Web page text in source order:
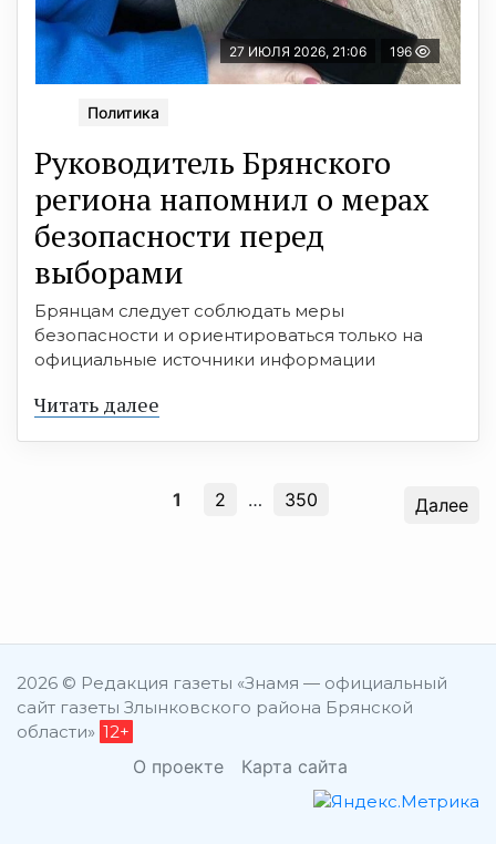
27 ИЮЛЯ 2026, 21:06 196
Политика
Руководитель Брянского
региона напомнил о мерах
безопасности перед
выборами
Брянцам следует соблюдать меры
безопасности и ориентироваться только на
официальные источники информации
Читать далее
1 2 … 350 Далее
2026 © Редакция газеты «Знамя — официальный
сайт газеты Злынковского района Брянской
области» 12+
О проекте Карта сайта